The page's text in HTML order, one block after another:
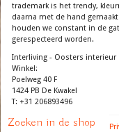
trademark is het trendy,
daarna met de hand
houden we constant in de
gerespecteerd worden.
Interliving - Oosters interieur
Winkel:
Poelweg 40 F
1424 PB De Kwakel
T: +31 206893496
Zoeken in de shop